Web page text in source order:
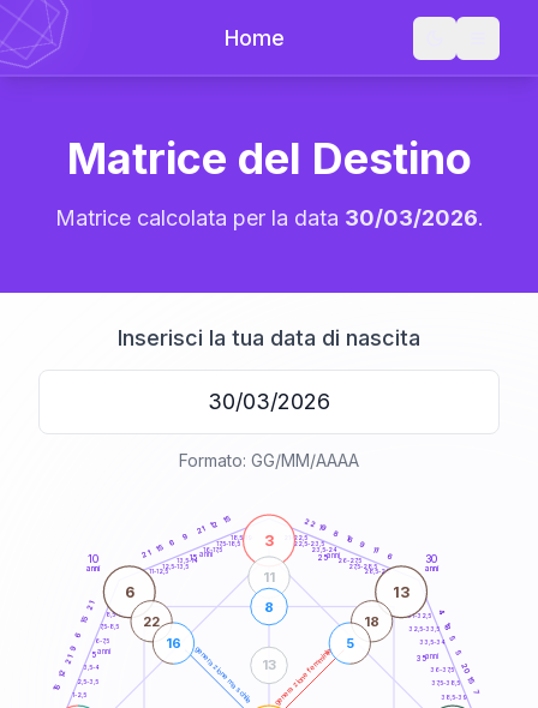
Home
Matrice del Destino
Matrice calcolata per la data 30/03/2026.
Inserisci la tua data di nascita
Formato: GG/MM/AAAA
generazione maschile generazione femminile
10
anni
30
anni
1-2,5
2,5-3,5
3,5-4
6-7,5
7,5-8,5
8,5-9
11-12,5
12,5-13,5
13,5-14
16-17,5
17,5-18,5
18,5-19
21-22,5
22,5-23,5
23,5-24
26-27,5
27,5-28,5
28,5-29
31-32,5
32,5-33,5
33,5-34
36-37,5
37,5-38,5
38,5-39
15
12
21
9
6
15
21
21
15
6
9
21
12 15 22 19
8
16
9
11
6
4
18
5
5
20
15
7
3
6 13
11
8
13
22
16
18
5
5anni
15 anni 25anni
35anni